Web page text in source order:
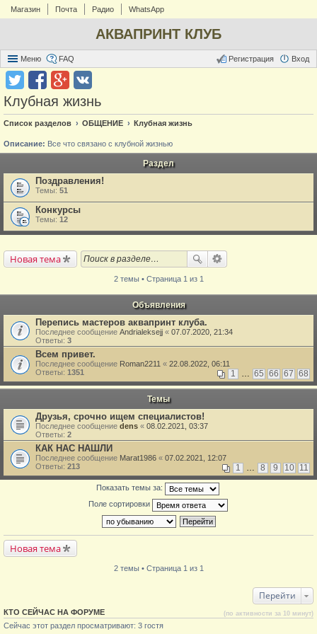
Магазин Почта Радио WhatsApp
АКВАПРИНТ КЛУБ
Меню FAQ Вход
Регистрация
Клубная жизнь
Список разделов ОБЩЕНИЕ Клубная жизнь
Описание: Все что связано с клубной жизнью
Раздел
Поздравления!
Темы: 51
Конкурсы
Темы: 12
Новая тема
2 темы • Страница 1 из 1
Объявления
Перепись мастеров аквапринт клуба.
Последнее сообщение Andrialeksejj « 07.07.2020, 21:34
Ответы: 3
Всем привет.
Последнее сообщение Roman2211 « 22.08.2022, 06:11
Ответы: 1351 1 65 66 67 68
Темы
Друзья, срочно ищем специалистов!
Последнее сообщение dens « 08.02.2021, 03:37
Ответы: 2
КАК НАС НАШЛИ
Последнее сообщение Marat1986 « 07.02.2021, 12:07
Ответы: 213 1 8 9 10 11
Показать темы за:
Поле сортировки
Новая тема
2 темы • Страница 1 из 1
Перейти
КТО СЕЙЧАС НА ФОРУМЕ (по активности за 10 минут)
Сейчас этот раздел просматривают: 3 гостя